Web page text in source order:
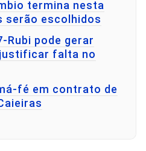
termina nesta
serão escolhidos
Rubi pode gerar
falta no
fé em contrato de